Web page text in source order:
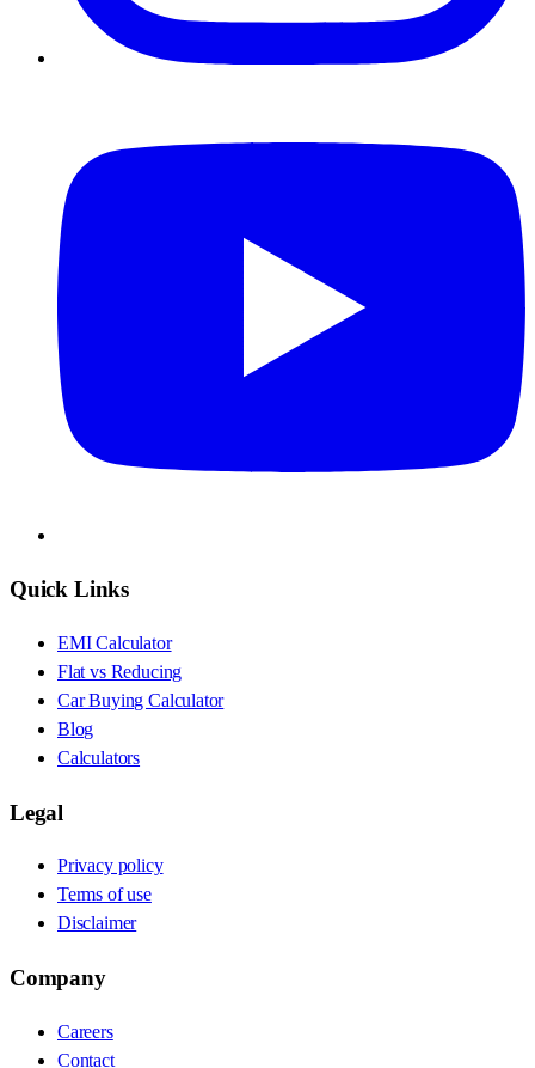
Quick Links
EMI Calculator
Flat vs Reducing
Car Buying Calculator
Blog
Calculators
Legal
Privacy policy
Terms of use
Disclaimer
Company
Careers
Contact